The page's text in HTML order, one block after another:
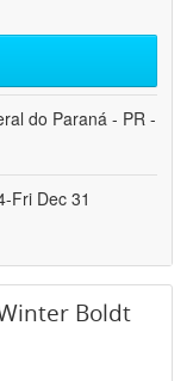
do Paraná - PR -
Fri Dec 31
Boldt